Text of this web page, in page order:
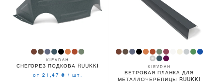
KIEVDAH
СНЕГОРЕЗ ПОДКОВА RUUKKI
от 21,47₴ / шт.
KIEVDAH
ВЕТРОВАЯ ПЛАНКА ДЛЯ
МЕТАЛЛОЧЕРЕПИЦЫ RUUKKI